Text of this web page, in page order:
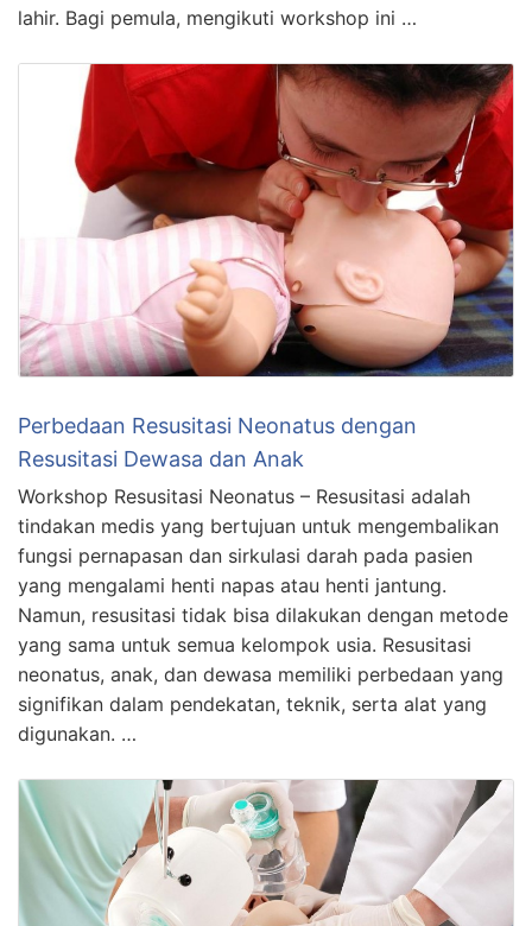
lahir. Bagi pemula, mengikuti workshop ini …
Perbedaan Resusitasi Neonatus dengan
Resusitasi Dewasa dan Anak
Workshop Resusitasi Neonatus – Resusitasi adalah
tindakan medis yang bertujuan untuk mengembalikan
fungsi pernapasan dan sirkulasi darah pada pasien
yang mengalami henti napas atau henti jantung.
Namun, resusitasi tidak bisa dilakukan dengan metode
yang sama untuk semua kelompok usia. Resusitasi
neonatus, anak, dan dewasa memiliki perbedaan yang
signifikan dalam pendekatan, teknik, serta alat yang
digunakan. …